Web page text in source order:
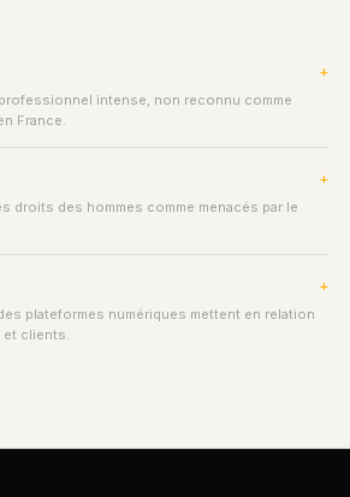
intense, non reconnu comme
France.
droits des hommes comme menacés par le
plateformes numériques mettent en relation
et clients.